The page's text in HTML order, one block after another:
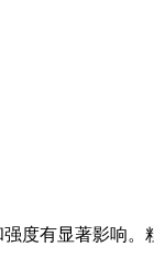
度有显著影响